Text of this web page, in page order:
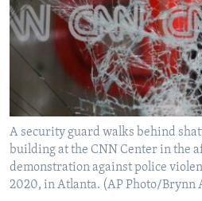
MAGAZIN
O GLASU AMERIKE
Learning English
PRATITE NAS
A security guard walks behind
building at the CNN Center in the
demonstration against police
2020, in Atlanta. (AP Photo/Brynn